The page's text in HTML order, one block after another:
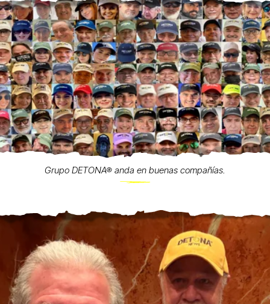
Grupo DETONA® anda en buenas compañías.